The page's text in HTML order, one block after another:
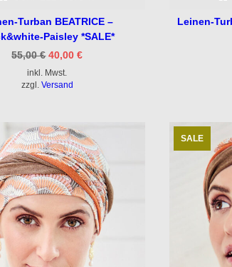
Turban BEATRICE –
Paisley *SALE*
55,00€ Ursprünglicher
war:
55,00 €
40,00€Aktueller
inkl. Mwst.
zzgl. Versand
Leinen-
SALE